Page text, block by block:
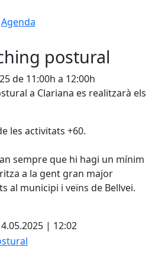
Agenda
postural
de 11:00h a 12:00h
a Clariana es realitzarà els
les activitats +60.
sempre que hi hagi un mínim
a la gent gran major
al municipi i veïns de Bellvei.
| 12:02